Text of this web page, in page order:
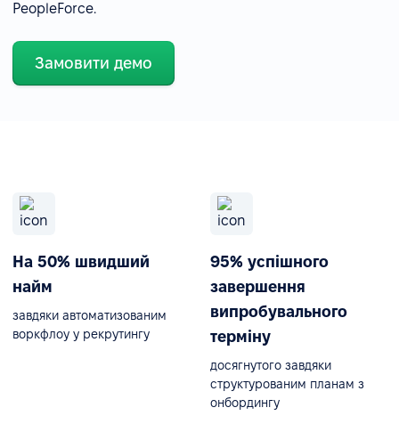
PeopleForce.
Замовити демо
На 50% швидший
найм
завдяки автоматизованим
воркфлоу у рекрутингу
95% успішного
завершення
випробувального
терміну
досягнутого завдяки
структурованим планам з
онбордингу